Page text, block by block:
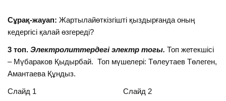
Сұрақ-жауап:Жартылайөткізгішті қыздырғанда оның
кедергісі қалай өзгереді?
3 топ. Электролиттердегі электр тогы. Топ жетекшісі
– Мүбараков Қыдырбай. Топ мүшелері: Төлеутаев Төлеген,
Амантаева Құндыз.
Слайд 1 Слайд 2